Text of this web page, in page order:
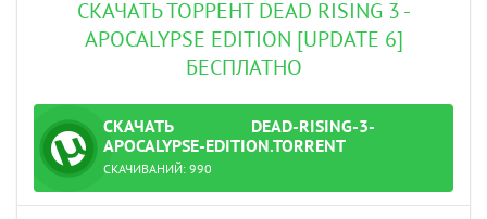
СКАЧАТЬ ТОРРЕНТ DEAD RISING 3 -
APOCALYPSE EDITION [UPDATE 6]
БЕСПЛАТНО
СКАЧАТЬ
ТОРРЕНТ
DEAD-RISING-3-
APOCALYPSE-EDITION.TORRENT
СКАЧИВАНИЙ: 990